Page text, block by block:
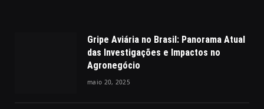
Gripe Aviária no Brasil: Panorama Atual
das Investigações e Impactos no
Agronegócio
maio 20, 2025